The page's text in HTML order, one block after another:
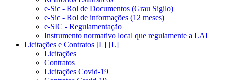
e-Sic - Rol de Documentos (Grau Sigilo)
e-Sic - Rol de informações (12 meses)
e-SIC - Regulamentação
Instrumento normativo local que regulamente a LAI
Licitações e Contratos [L]
Licitações
Contratos
Licitações Covid-19